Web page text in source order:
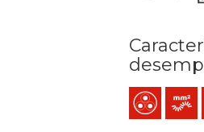
Multicondutor